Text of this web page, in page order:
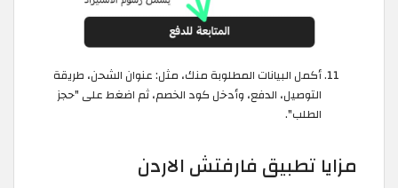
أكمل البيانات المطلوبة منك، مثل: عنوان الشحن، طريقة
التوصيل، الدفع، وأدخل كود الخصم، ثم اضغط على "حجز
الطلب".
مزايا تطبيق فارفتش الاردن